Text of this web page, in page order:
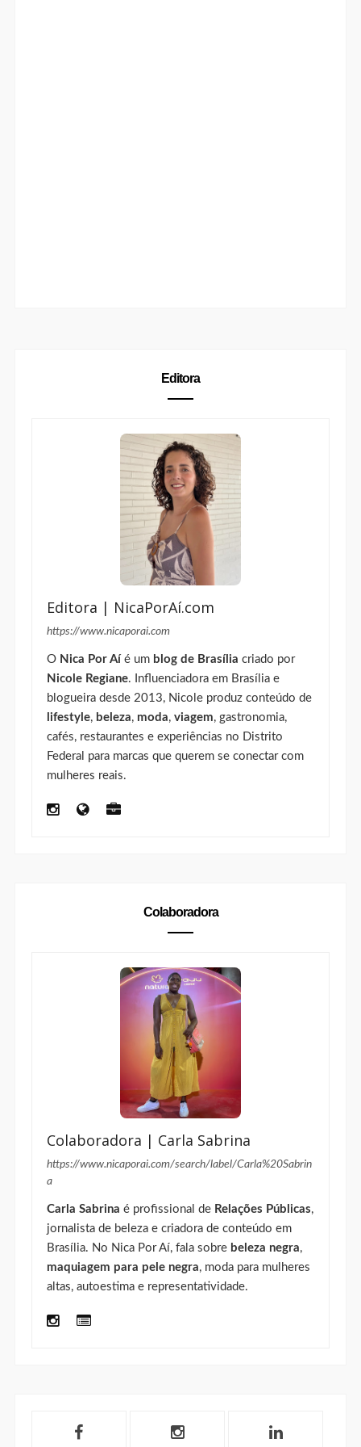
Editora
Editora | NicaPorAí.com
https://www.nicaporai.com
O Nica Por Aíé um blog de Brasília criado por
Nicole Regiane. Influenciadora em Brasília e
blogueira desde 2013, Nicole produz conteúdo de
lifestyle, beleza, moda, viagem, gastronomia,
cafés, restaurantes e experiências no Distrito
Federal para marcas que querem se conectar com
mulheres reais.
Colaboradora
Colaboradora | Carla Sabrina
https://www.nicaporai.com/search/label/Carla%20Sabrin
a
Carla Sabrina é profissional de Relações Públicas,
jornalista de beleza e criadora de conteúdo em
Brasília. No Nica Por Aí, fala sobre beleza negra,
maquiagem para pele negra, moda para mulheres
altas, autoestima e representatividade.